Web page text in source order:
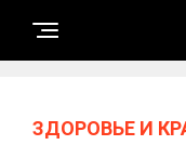
ЗДОРОВЬЕ И